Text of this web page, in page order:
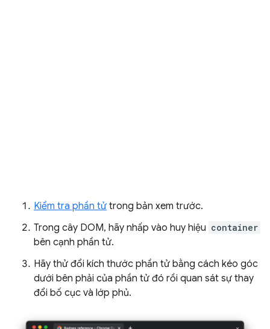
Kiểm tra phần tử trong bản xem trước.
Trong cây DOM, hãy nhấp vào huy hiệu container
bên cạnh phần tử.
Hãy thử đổi kích thước phần tử bằng cách kéo góc
dưới bên phải của phần tử đó rồi quan sát sự thay
đổi bố cục và lớp phủ.